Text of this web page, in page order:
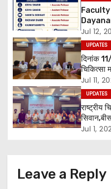
n
Collage
,Siwan
Jul 12,
UPDATES
दिनांक
चिकित्सा
शिक्षक
में हुई। बैठक मे
एवं शिक्षक
Jul 11,
UPDATES
राष्ट्रीय
पाण्डेय एवं
त्रिपाठी
गया।
Jul 1,
Leave a Reply